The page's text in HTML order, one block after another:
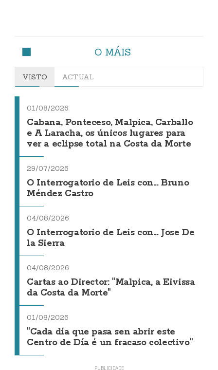
O MÁIS
VISTO ACTUAL
01/08/2026
Cabana, Ponteceso, Malpica, Carballo
e A Laracha, os únicos lugares para
ver a eclipse total na Costa da Morte
29/07/2026
O Interrogatorio de Leis con... Bruno
Méndez Castro
04/08/2026
O Interrogatorio de Leis con... Jose De
la Sierra
04/08/2026
Cartas ao Director: "Malpica, a Eivissa
da Costa da Morte"
01/08/2026
"Cada día que pasa sen abrir este
Centro de Día é un fracaso colectivo"